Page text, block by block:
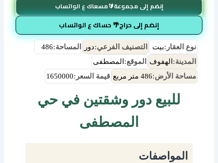
إنضم إلى مجموعة🔰مسعاك ع الواتساب
إنضم إلى حراج🌴 حساك ع الواتساب
نوع العقار:بيت التصنيف الفرعي:دور المساحة:486
المدينة: الهفوف الموقع: المصطفى
مساحة الأرض:486 متر مربع قيمة السعر:1650000
للبيع دور وشقتين في حي
المصطفى
المواصفات